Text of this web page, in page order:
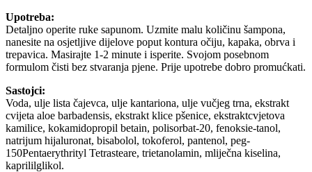
Upotreba:
Detaljno operite ruke sapunom. Uzmite malu količinu šampona,
nanesite na osjetljive dijelove poput kontura očiju, kapaka, obrva i
trepavica. Masirajte 1-2 minute i isperite. Svojom posebnom
formulom čisti bez stvaranja pjene. Prije upotrebe dobro promućkati.
Sastojci:
Voda, ulje lista čajevca, ulje kantariona, ulje vučjeg trna, ekstrakt
cvijeta aloe barbadensis, ekstrakt klice pšenice, ekstraktcvjetova
kamilice, kokamidopropil betain, polisorbat-20, fenoksie-tanol,
natrijum hijaluronat, bisabolol, tokoferol, pantenol, peg-
150Pentaerythrityl Tetrasteare, trietanolamin, mliječna kiselina,
kaprililglikol.